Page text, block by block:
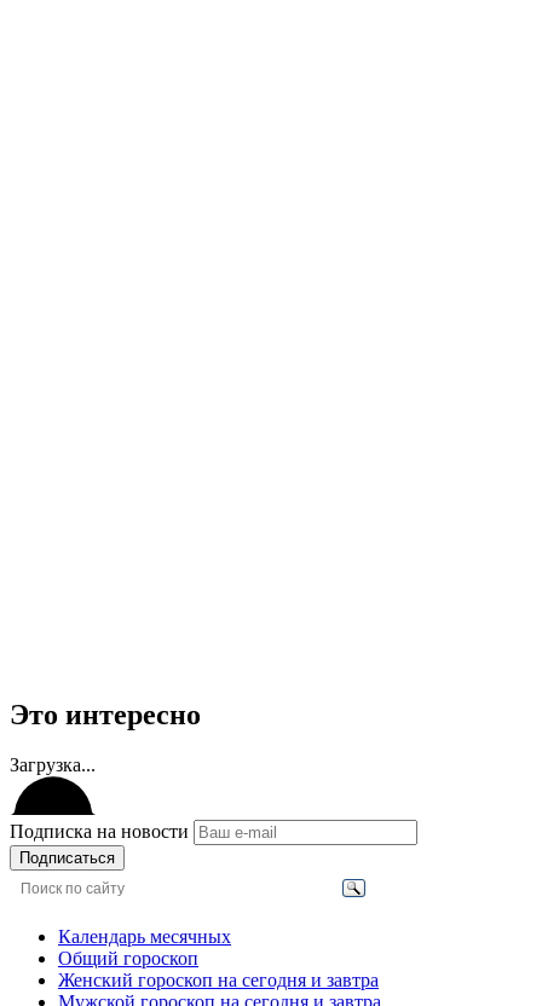
Это интересно
Загрузка...
Подписка на новости
Подписаться
Календарь месячных
Общий гороскоп
Женский гороскоп на сегодня и завтра